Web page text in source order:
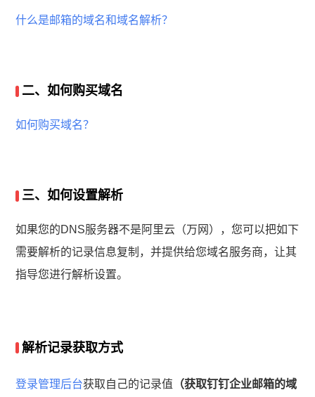
什么是邮箱的域名和域名解析？
二、如何购买域名
如何购买域名？
三、如何设置解析
如果您的DNS服务器不是阿里云（万网），您可以把如下
需要解析的记录信息复制，并提供给您域名服务商，让其
指导您进行解析设置。
解析记录获取方式
登录管理后台获取自己的记录值 （获取钉钉企业邮箱的域